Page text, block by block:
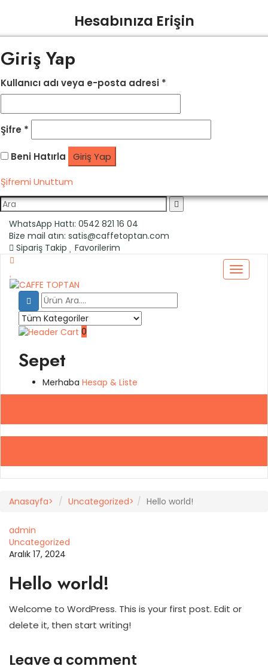
Hesabınıza Erişin
Giriş Yap
Kullanıcı adı veya e-posta adresi *
Şifre *
Beni Hatırla
Giriş Yap
Şifremi Unuttum
WhatsApp Hattı: 0542 821 16 04
Bize mail atın: satis@caffetoptan.com
Sipariş Takip
Favorilerim
0
Sepet
Merhaba Hesap & Liste
Anasayfa Uncategorized Hello world!
admin
Uncategorized
Aralık 17, 2024
Hello world!
Welcome to WordPress. This is your first post. Edit or
delete it, then start writing!
Leave a comment